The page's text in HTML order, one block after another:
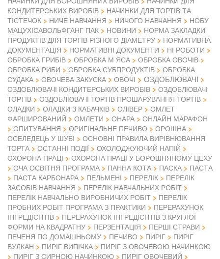
КОНДИТЕРСЬКИХ ВИРОБІВ
НАЧИНКИ ДЛЯ ТОРТІВ ТА
ТІСТЕЧОК
НИЧЕ НАВЧАННЯ НИЧОГО НАВЧАННЯ
НОБУ
МАЦУХІСАВОЛЬФГАНГ ПАК
НОВИНИ
НОРМА ЗАКЛАДКИ
ПРОДУКТІВ ДЛЯ ТОРТІВ РІЗНОГО ДІАМЕТРУ
НОРМАТИВНА
ДОКУМЕНТАЦІЯ
НОРМАТИВНІ ДОКУМЕНТИ
НІ РОБОТИ
ОБРОБКА ГРИБІВ
ОБРОБКА М ЯСА
ОБРОБКА ОВОЧІВ
ОБРОБКА РИБИ
ОБРОБКА СУБПРОДУКТІВ
ОБРОБКА
СУДАКА
ОВОЧЕВА ЗАКУСКА ОВОЧІ ОЗДОБЛЮВАЧІ
ОЗДОБЛЮВАЧІ КОНДИТЕРСЬКИХ ВИРОБІВ
ОЗДОБЛЮВАЧІ
ТОРТІВ
ОЗДОБЛЮВАЧІ ТОРТІВ ПРОШАРУВАННЯ ТОРТІВ
ОЛАДКИ
ОЛАДКИ З КАБАЧКІВ ОЛІВЕР
ОМЛЕТ
ФАРШИРОВАНИЙ
ОМЛЕТИ ОНАРА
ОНЛАЙН МАРАФОН
ОПИТУВАННЯ
ОРИГІНАЛЬНЕ ПЕЧИВО
ОРОШНА
ОСЕЛЕДЕЦЬ У ШУБІ
ОСНОВНІ ПРАВИЛА ВИРІВНЮВАННЯ
ТОРТА
ОСТАННІ ПОДІЇ
ОХОЛОДЖУЮЧИЙ НАПІЙ
ОХОРОНА ПРАЦІ
ОХОРОНА ПРАЦІ У БОРОШНЯНОМУ ЦЕХУ
ОЧА ОСВІТНЯ ПРОГРАМА
ПАННА КОТА ПАСКА
ПАСТА
ПАСТА КАРБОНАРА
ПЕЛЬМЕНІ ПЕРЕЛІК
ПЕРЕЛІК
ЗАСОБІВ НАВЧАННЯ
ПЕРЕЛІК НАВЧАЛЬНИХ РОБІТ
ПЕРЕЛІК НАВЧАЛЬНО ВИРОБНИЧИХ РОБІТ
ПЕРЕЛІК
ПРОБНИХ РОБІТ ПРОГРАМА З ПРАКТИКИ
ПЕРЕРАХУНОК
ІНГРЕДІЄНТІВ
ПЕРЕРАХУНОК ІНГРЕДІЄНТІВ З КРУГЛОЇ
ФОРМИ НА КВАДРАТНУ
ПЕРЗЕНТАЦІЯ
ПЕРШІ СТРАВИ
ПЕЧЕНЯ ПО ДОМАШНЬОМУ
ПЕЧИВО ПИРІГ
ПИРІГ
ВУЛКАН
ПИРІГ ВИПІЧКА
ПИРІГ З ОВОЧЕВОЮ НАЧИНКОЮ
ПИРІГ З СИРНОЮ НАЧИНКОЮ
ПИРІГ ОВОЧЕВИЙ